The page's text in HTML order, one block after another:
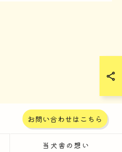
お問い合わせはこちら
当犬舎の想い